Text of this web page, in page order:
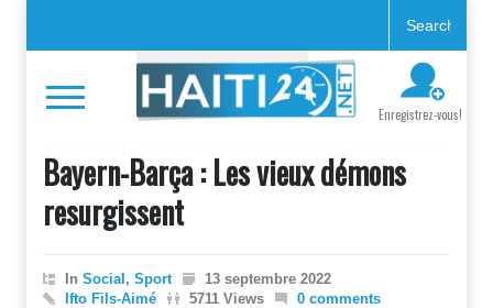
Enregistrez-vous!
Bayern-Barça : Les vieux démons
resurgissent
In Social , Sport
13 septembre 2022
Ifto Fils-Aimé
5711 Views 0 comments